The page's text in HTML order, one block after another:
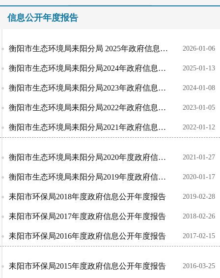
信息公开年度报告
2026-01-06
衡阳市生态环境局耒阳分局 2025年政府信息公开年度报告
2025-01-13
衡阳市生态环境局耒阳分局2024年政府信息公开工作年度报告
2024-01-08
衡阳市生态环境局耒阳分局2023年政府信息公开年度报告
2023-01-05
衡阳市生态环境局耒阳分局2022年政府信息公开年度报告
2022-01-12
衡阳市生态环境局耒阳分局2021年政府信息公开年度报告
2021-01-27
衡阳市生态环境局耒阳分局2020年度政府信息公开年度报告
2020-01-17
衡阳市生态环境局耒阳分局2019年度政府信息公开年度报告
2019-02-28
耒阳市环保局2018年度政府信息公开年度报告
2018-02-26
耒阳市环保局2017年度政府信息公开年度报告
2017-02-15
耒阳市环保局2016年度政府信息公开年度报告
2016-03-25
耒阳市环保局2015年度政府信息公开年度报告